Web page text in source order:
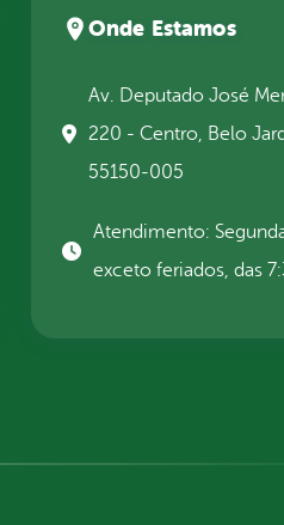
Onde Estamos
Av. Deputado José
220 - Centro, Belo
55150-005
Atendimento:
exceto feriados, das